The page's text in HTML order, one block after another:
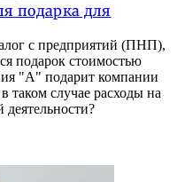
подарка для
с предприятий (ПНП),
подарок стоимостью
"А" подарит компании
таком случае расходы на
деятельности?